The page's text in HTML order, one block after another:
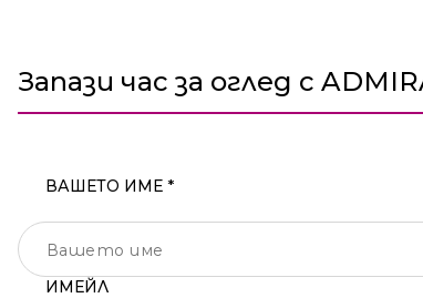
Запази час за оглед с
ВАШЕТО ИМЕ *
ИМЕЙЛ